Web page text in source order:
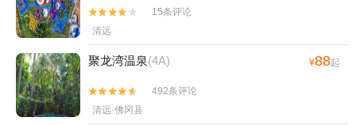


15条评论
清远
聚龙湾温泉(4A) ¥88起


492条评论
清远·佛冈县